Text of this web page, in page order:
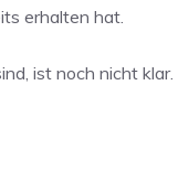
erhalten hat.
ist noch nicht klar.